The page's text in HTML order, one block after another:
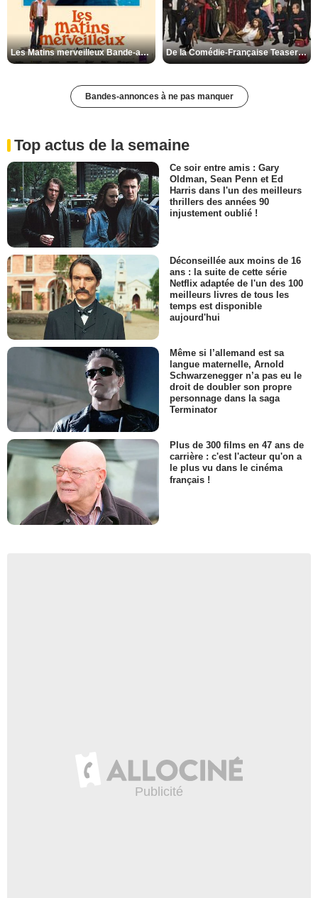
Les Matins merveilleux Bande-annonce VF De la Comédie-Française Teaser VF
Bandes-annonces à ne pas manquer
Top actus de la semaine
Ce soir entre amis : Gary
Oldman, Sean Penn et Ed
Harris dans l'un des meilleurs
thrillers des années 90
injustement oublié !
Déconseillée aux moins de 16
ans : la suite de cette série
Netflix adaptée de l'un des 100
meilleurs livres de tous les
temps est disponible
aujourd'hui
Même si l’allemand est sa
langue maternelle, Arnold
Schwarzenegger n’a pas eu le
droit de doubler son propre
personnage dans la saga
Terminator
Plus de 300 films en 47 ans de
carrière : c'est l'acteur qu'on a
le plus vu dans le cinéma
français !